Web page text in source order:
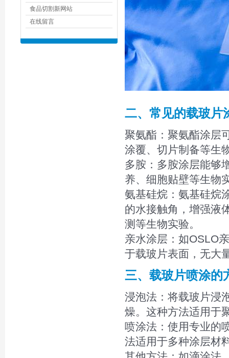
食品切割新网站
在线留言
二、常见的载玻片
聚氨酯：聚氨酯涂层
涂覆、切片制备等生
多胺：多胺涂层能够
养、细胞贴壁等生物
氨基硅烷：氨基硅烷
的水接触角，增强液
测等生物实验。
亲水涂层：如OSLO
于载玻片表面，无大
三、载玻片喷涂的
浸泡法：将载玻片浸
燥。这种方法适用于
喷涂法：使用专业的
法适用于多种涂层材